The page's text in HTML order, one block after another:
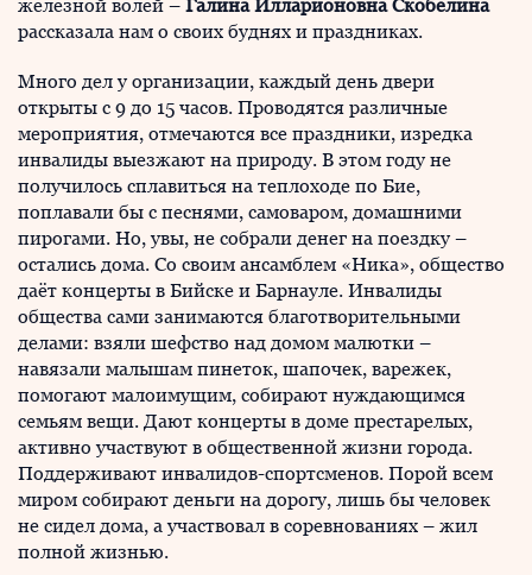
железной волей – Галина Илларионовна Скобелина
рассказала нам о своих буднях и праздниках.
Много дел у организации, каждый день двери
открыты с 9 до 15 часов. Проводятся различные
мероприятия, отмечаются все праздники, изредка
инвалиды выезжают на природу. В этом году не
получилось сплавиться на теплоходе по Бие,
поплавали бы с песнями, самоваром, домашними
пирогами. Но, увы, не собрали денег на поездку –
остались дома. Со своим ансамблем «Ника», общество
даёт концерты в Бийске и Барнауле. Инвалиды
общества сами занимаются благотворительными
делами: взяли шефство над домом малютки –
навязали малышам пинеток, шапочек, варежек,
помогают малоимущим, собирают нуждающимся
семьям вещи. Дают концерты в доме престарелых,
активно участвуют в общественной жизни города.
Поддерживают инвалидов-спортсменов. Порой всем
миром собирают деньги на дорогу, лишь бы человек
не сидел дома, а участвовал в соревнованиях – жил
полной жизнью.